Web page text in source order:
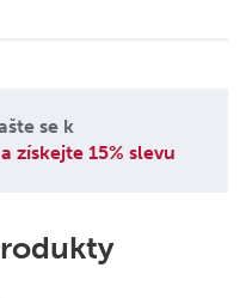
se k
získejte 15% slevu